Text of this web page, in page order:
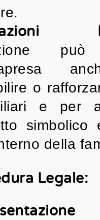
può
o
e per
simbolico
della
Legale: